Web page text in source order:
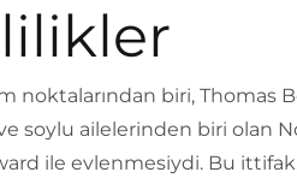
noktalarından biri, Thomas
soylu ailelerinden biri olan
ile evlenmesiydi. Bu